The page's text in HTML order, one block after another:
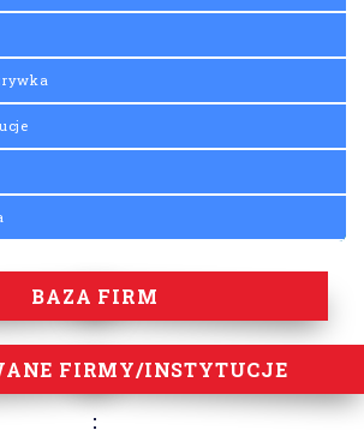
BAZA FIRM
FIRMY/INSTYTUCJE